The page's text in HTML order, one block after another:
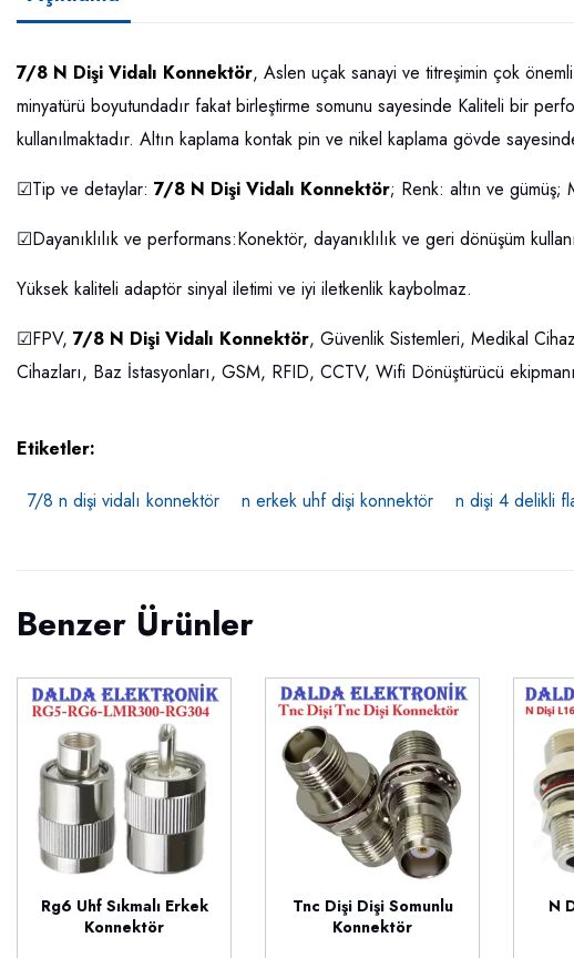
7/8 N Dişi Vidalı Konnektör, Aslen uçak sanayi ve titreşimin çok
minyatürü boyutundadır fakat birleştirme somunu sayesinde Kaliteli bir
kullanılmaktadır. Altın kaplama kontak pin ve nikel kaplama gövde
☑Tip ve detaylar: 7/8 N Dişi Vidalı Konnektör; Renk: altın ve gümüş;
☑Dayanıklılık ve performans:Konektör, dayanıklılık ve geri dönüşüm
Yüksek kaliteli adaptör sinyal iletimi ve iyi iletkenlik kaybolmaz.
☑FPV, 7/8 N Dişi Vidalı Konnektör, Güvenlik Sistemleri, Medikal
Cihazları, Baz İstasyonları, GSM, RFID, CCTV, Wifi Dönüştürücü
Etiketler:
7/8 n dişi vidalı konnektör n erkek uhf dişi konnektör n dişi 4 delikli
Benzer Ürünler
Rg6 Uhf Sıkmalı Erkek
Konnektör
Tnc Dişi Dişi Somunlu
Konnektör
N